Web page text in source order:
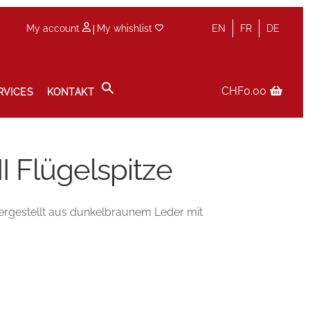
EN FR DE
My account | My whishlist
KONTAKT CHF0.00
Flügelspitze
aus dunkelbraunem Leder mit